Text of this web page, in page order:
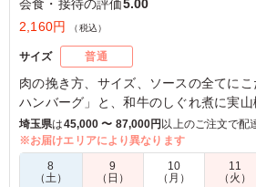
会食・接待の評価5.00
2,160円
（税込）
サイズ 普通
肉の挽き方、サイズ、ソースの全てに
ハンバーグ」と、和牛のしぐれ煮に実
和牛ちらし。肉を極めるよろにくが挑む
地。
たたき牛蒡にパプリカの煮びたしや焼き
常識を覆す副菜が全体に華を添えます。
埼玉県は45,000 〜 87,000円以上のご注文で配
※お届けエリアにより異なります
8
（土）
9
（日）
10
（月）
11
（火）